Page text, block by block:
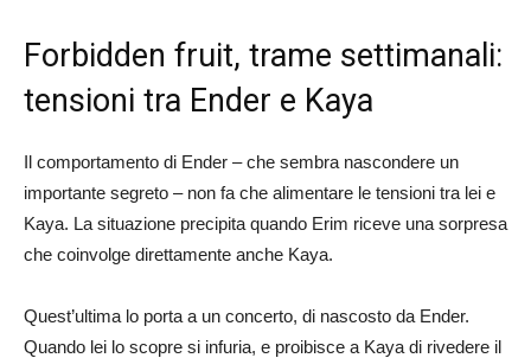
Forbidden fruit, trame settimanali:
tensioni tra Ender e Kaya
Il comportamento di Ender – che sembra nascondere un
importante segreto – non fa che alimentare le tensioni tra lei e
Kaya. La situazione precipita quando Erim riceve una sorpresa
che coinvolge direttamente anche Kaya.
Quest’ultima lo porta a un concerto, di nascosto da Ender.
Quando lei lo scopre si infuria, e proibisce a Kaya di rivedere il